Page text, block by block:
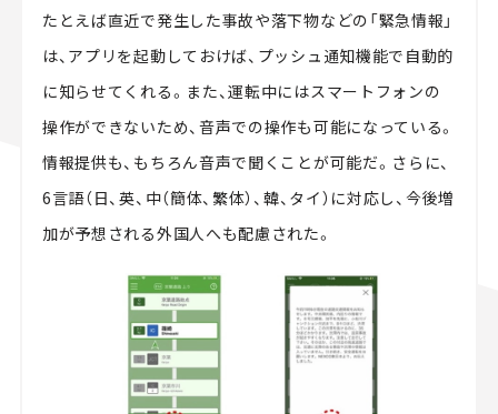
たとえば直近で発生した事故や落下物などの「緊急情報」
は、アプリを起動しておけば、プッシュ通知機能で自動的
に知らせてくれる。また、運転中にはスマートフォンの
操作ができないため、音声での操作も可能になっている。
情報提供も、もちろん音声で聞くことが可能だ。さらに、
6言語（日、英、中（簡体、繁体）、韓、タイ）に対応し、今後増
加が予想される外国人へも配慮された。